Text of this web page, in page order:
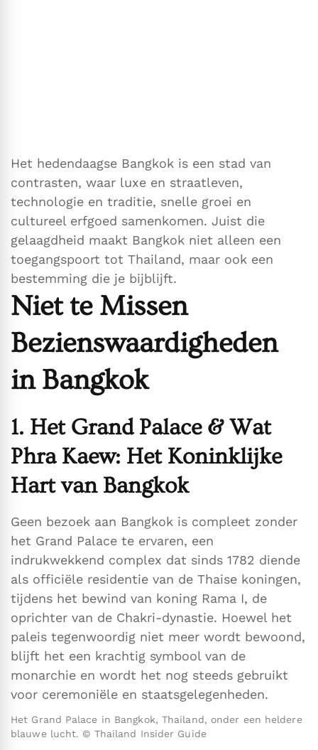
Het hedendaagse Bangkok is een stad van
contrasten, waar luxe en straatleven,
technologie en traditie, snelle groei en
cultureel erfgoed samenkomen. Juist die
gelaagdheid maakt Bangkok niet alleen een
toegangspoort tot Thailand, maar ook een
bestemming die je bijblijft.
Niet te Missen
Bezienswaardigheden
in Bangkok
1. Het Grand Palace & Wat
Phra Kaew: Het Koninklijke
Hart van Bangkok
Geen bezoek aan Bangkok is compleet zonder
het Grand Palace te ervaren, een
indrukwekkend complex dat sinds 1782 diende
als officiële residentie van de Thaise koningen,
tijdens het bewind van koning Rama I, de
oprichter van de Chakri-dynastie. Hoewel het
paleis tegenwoordig niet meer wordt bewoond,
blijft het een krachtig symbool van de
monarchie en wordt het nog steeds gebruikt
voor ceremoniële en staatsgelegenheden.
Het Grand Palace in Bangkok, Thailand, onder een heldere
blauwe lucht. © Thailand Insider Guide